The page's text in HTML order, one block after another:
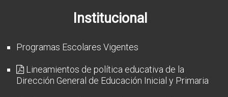
Programas
ATD
Institucional
Programas Escolares Vigentes
Lineamientos de política educativa de la
Dirección General de Educación Inicial y Primaria